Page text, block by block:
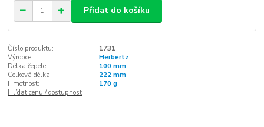
Přidat do košíku
Číslo produktu:
1731
Výrobce:
Herbertz
Délka čepele:
100 mm
Celková délka:
222 mm
Hmotnost:
170 g
Hlídat cenu / dostupnost